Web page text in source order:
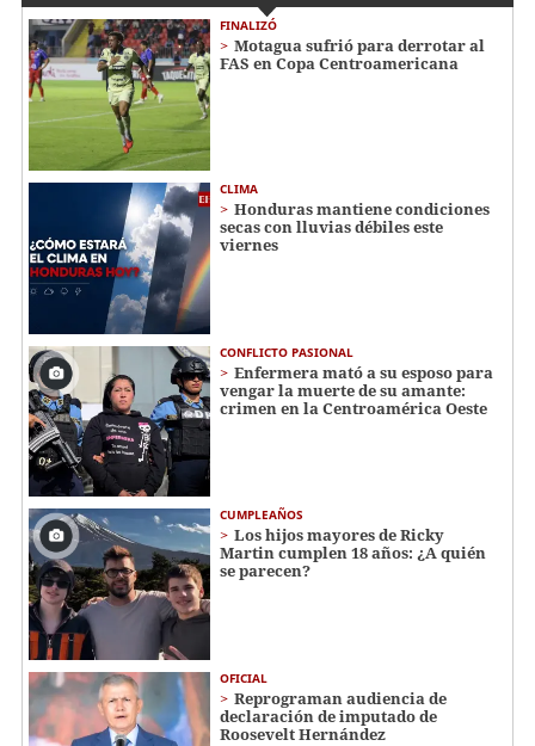
FINALIZÓ
Motagua sufrió para derrotar al
FAS en Copa Centroamericana
CLIMA
Honduras mantiene condiciones
secas con lluvias débiles este
viernes
CONFLICTO PASIONAL
Enfermera mató a su esposo para
vengar la muerte de su amante:
crimen en la Centroamérica Oeste
CUMPLEAÑOS
Los hijos mayores de Ricky
Martin cumplen 18 años: ¿A quién
se parecen?
OFICIAL
Reprograman audiencia de
declaración de imputado de
Roosevelt Hernández